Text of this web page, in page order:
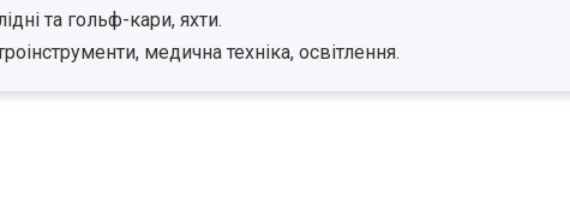
та гольф-кари, яхти.
медична техніка, освітлення.